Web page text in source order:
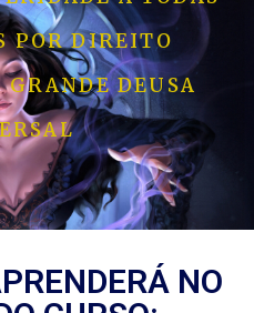
POR DIREITO
DEUSA
NO